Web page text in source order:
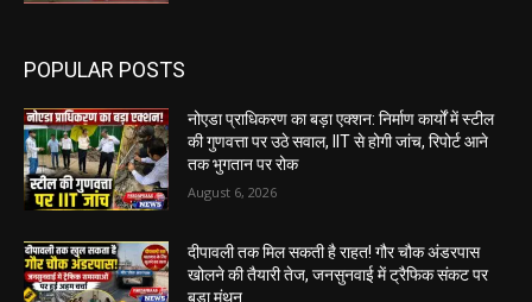
POPULAR POSTS
नोएडा प्राधिकरण का बड़ा एक्शन: निर्माण कार्यों में स्टील
की गुणवत्ता पर उठे सवाल, IIT से होगी जांच, रिपोर्ट आने
तक भुगतान पर रोक
August 6, 2026
दीपावली तक मिल सकती है राहत! गौर चौक अंडरपास
खोलने की तैयारी तेज, जनसुनवाई में ट्रैफिक संकट पर
बड़ा मंथन